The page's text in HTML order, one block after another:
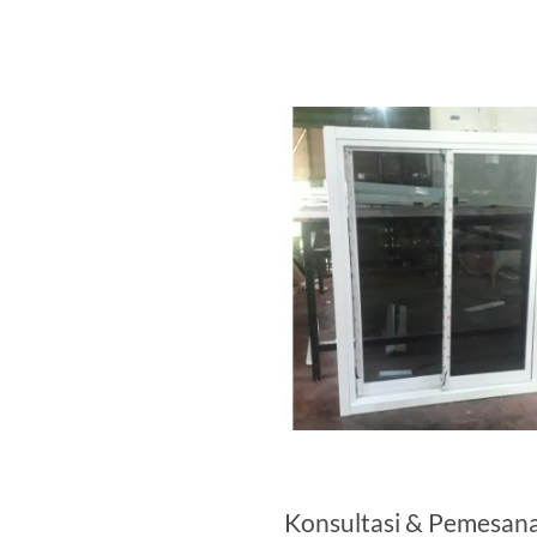
Konsultasi &